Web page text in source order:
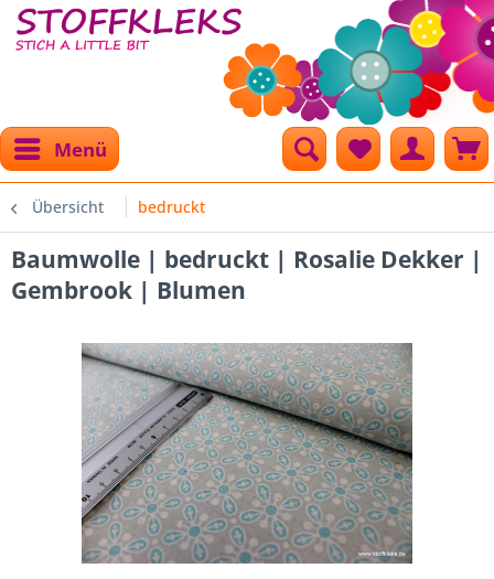
Menü
Übersicht bedruckt
Baumwolle | bedruckt | Rosalie Dekker |
Gembrook | Blumen